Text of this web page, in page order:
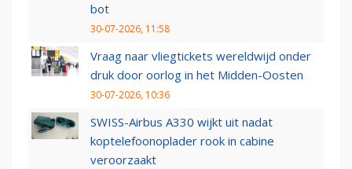
bot
30-07-2026, 11:58
Vraag naar vliegtickets wereldwijd onder
druk door oorlog in het Midden-Oosten
30-07-2026, 10:36
SWISS-Airbus A330 wijkt uit nadat
koptelefoonoplader rook in cabine
veroorzaakt